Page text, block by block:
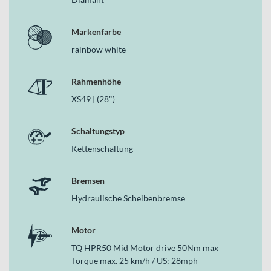
greifen harmonisch ineinander und sorgen für eine natürliche, leise
Deine Vorteile
SRAM Rival 12speed Kettenschaltung mit 12 Gängen
Hydraulische Sram Level Silver Stealth Scheibenbremsen
RaceGuard
Lezyne e65 Frontleuchte und Syncros iL Rücklicht mit
Alltagseinsätze
überzeugt
Als modernes E-Urbanbike verbindet das Silence eRIDE
hochwertige Carbontechnik, ein integriertes TQ-Antriebssystem
und zuverlässige Komponenten wie die SRAM Rival 12speed
Markenfarbe
rainbow white
Rahmenhöhe
XS49 | (28")
Schaltungstyp
Kettenschaltung
Bremsen
Hydraulische Scheibenbremse
Motor
TQ HPR50 Mid Motor drive 50Nm max
Torque max. 25 km/h / US: 28mph